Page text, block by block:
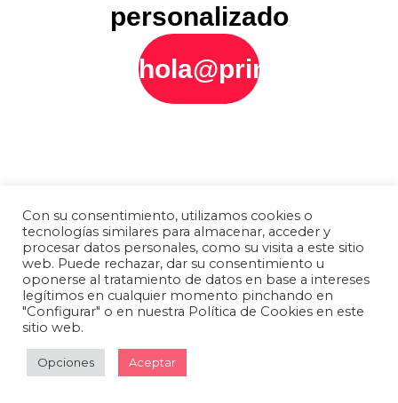
personalizado
hola@printly.es
Con su consentimiento, utilizamos cookies o
tecnologías similares para almacenar, acceder y
procesar datos personales, como su visita a este sitio
web. Puede rechazar, dar su consentimiento u
oponerse al tratamiento de datos en base a intereses
legítimos en cualquier momento pinchando en
"Configurar" o en nuestra Política de Cookies en este
sitio web.
Opciones Aceptar